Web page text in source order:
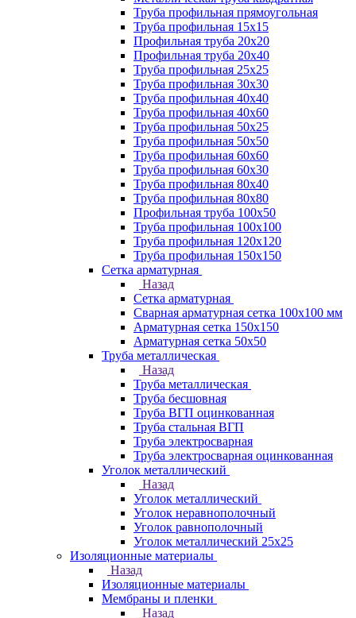
Труба профильная прямоугольная
Труба профильная 15х15
Профильная труба 20х20
Профильная труба 20х40
Труба профильная 25х25
Труба профильная 30x30
Труба профильная 40х40
Труба профильная 40х60
Труба профильная 50х25
Труба профильная 50х50
Труба профильная 60x60
Труба профильная 60х30
Труба профильная 80х40
Труба профильная 80х80
Профильная труба 100х50
Труба профильная 100х100
Труба профильная 120х120
Труба профильная 150х150
Сетка арматурная
Назад
Сетка арматурная
Сварная арматурная сетка 100х100 мм
Арматурная сетка 150х150
Арматурная сетка 50х50
Труба металлическая
Назад
Труба металлическая
Труба бесшовная
Труба ВГП оцинкованная
Труба стальная ВГП
Труба электросварная
Труба электросварная оцинкованная
Уголок металлический
Назад
Уголок металлический
Уголок неравнополочный
Уголок равнополочный
Уголок металлический 25х25
Изоляционные материалы
Назад
Изоляционные материалы
Мембраны и пленки
Назад